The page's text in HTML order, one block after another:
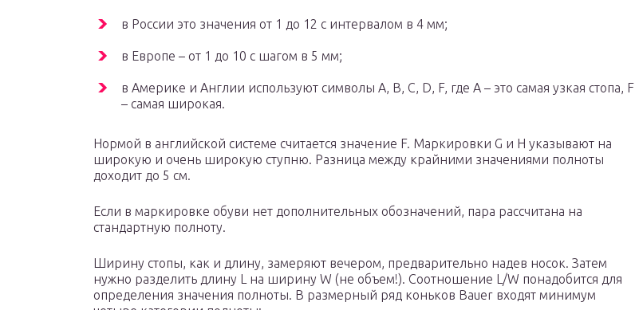
в России это значения от 1 до 12 с интервалом в 4 мм;
в Европе – от 1 до 10 с шагом в 5 мм;
в Америке и Англии используют символы A, B, C, D, F, где А – это самая узкая стопа, F
– самая широкая.
Нормой в английской системе считается значение F. Маркировки G и Н указывают на
широкую и очень широкую ступню. Разница между крайними значениями полноты
доходит до 5 см.
Если в маркировке обуви нет дополнительных обозначений, пара рассчитана на
стандартную полноту.
Ширину стопы, как и длину, замеряют вечером, предварительно надев носок. Затем
нужно разделить длину L на ширину W (не объем!). Соотношение L/W понадобится для
определения значения полноты. В размерный ряд коньков Bauer входят минимум